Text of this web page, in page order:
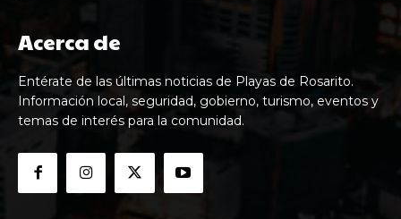
Acerca de
Entérate de las últimas noticias de Playas de Rosarito.
Información local, seguridad, gobierno, turismo, eventos y
temas de interés para la comunidad.